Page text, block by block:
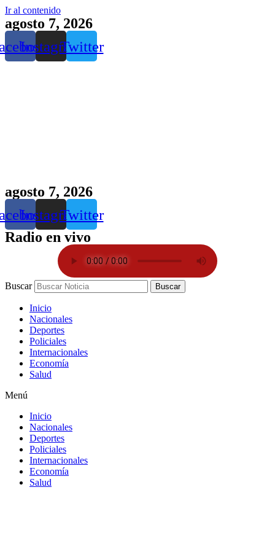
Ir al contenido
agosto 7, 2026
InstagramTwitter
agosto 7, 2026
InstagramTwitter
Radio en vivo
Buscar Buscar
Inicio
Nacionales
Deportes
Policiales
Internacionales
Economía
Salud
Menú
Inicio
Nacionales
Deportes
Policiales
Internacionales
Economía
Salud